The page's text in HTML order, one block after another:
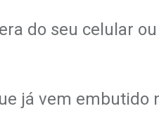
do seu celular
já vem embutido